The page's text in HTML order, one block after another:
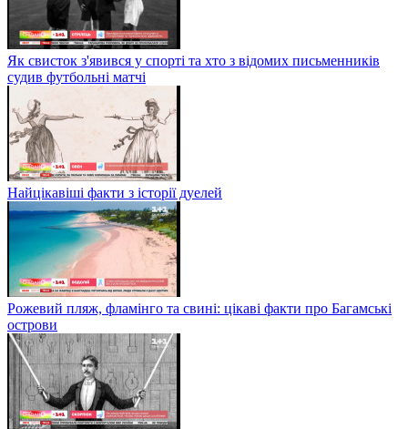
Як свисток з'явився у спорті та хто з відомих письменників
судив футбольні матчі
Найцікавіші факти з історії дуелей
Рожевий пляж, фламінго та свині: цікаві факти про Багамські
острови